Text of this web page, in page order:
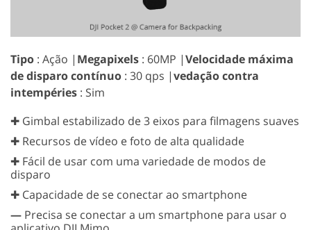
Tipo : Ação | Megapixels : 60MP |Velocidade máxima
de disparo contínuo : 30 qps |vedação contra
intempéries : Sim
✚ Gimbal estabilizado de 3 eixos para filmagens suaves
✚ Recursos de vídeo e foto de alta qualidade
✚ Fácil de usar com uma variedade de modos de
disparo
✚ Capacidade de se conectar ao smartphone
— Precisa se conectar a um smartphone para usar o